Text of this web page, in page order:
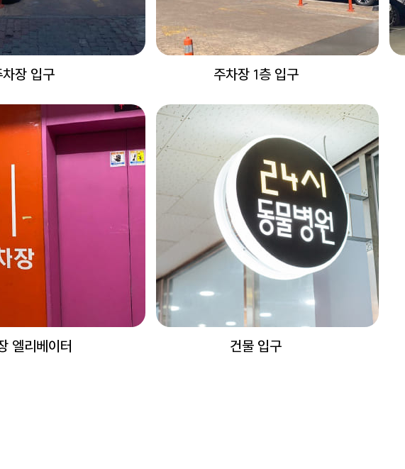
차장 입구 주차장 1층 입구
엘리베이터 건물 입구